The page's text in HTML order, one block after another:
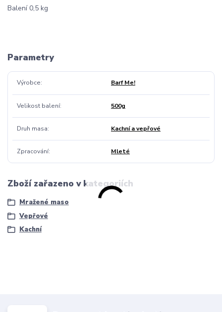
Balení 0,5 kg
Parametry
Výrobce Barf Me!
Velikost balení 500g
Druh masa Kachní a vepřové
Zpracování Mleté
Zboží zařazeno v kategoriích
Mražené maso
Vepřové
Kachní